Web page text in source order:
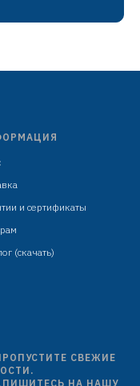
D=35/28 мм
A403, сатин
коробка
и сертификаты
(скачать)
СВЕЖИЕ
НА НАШУ